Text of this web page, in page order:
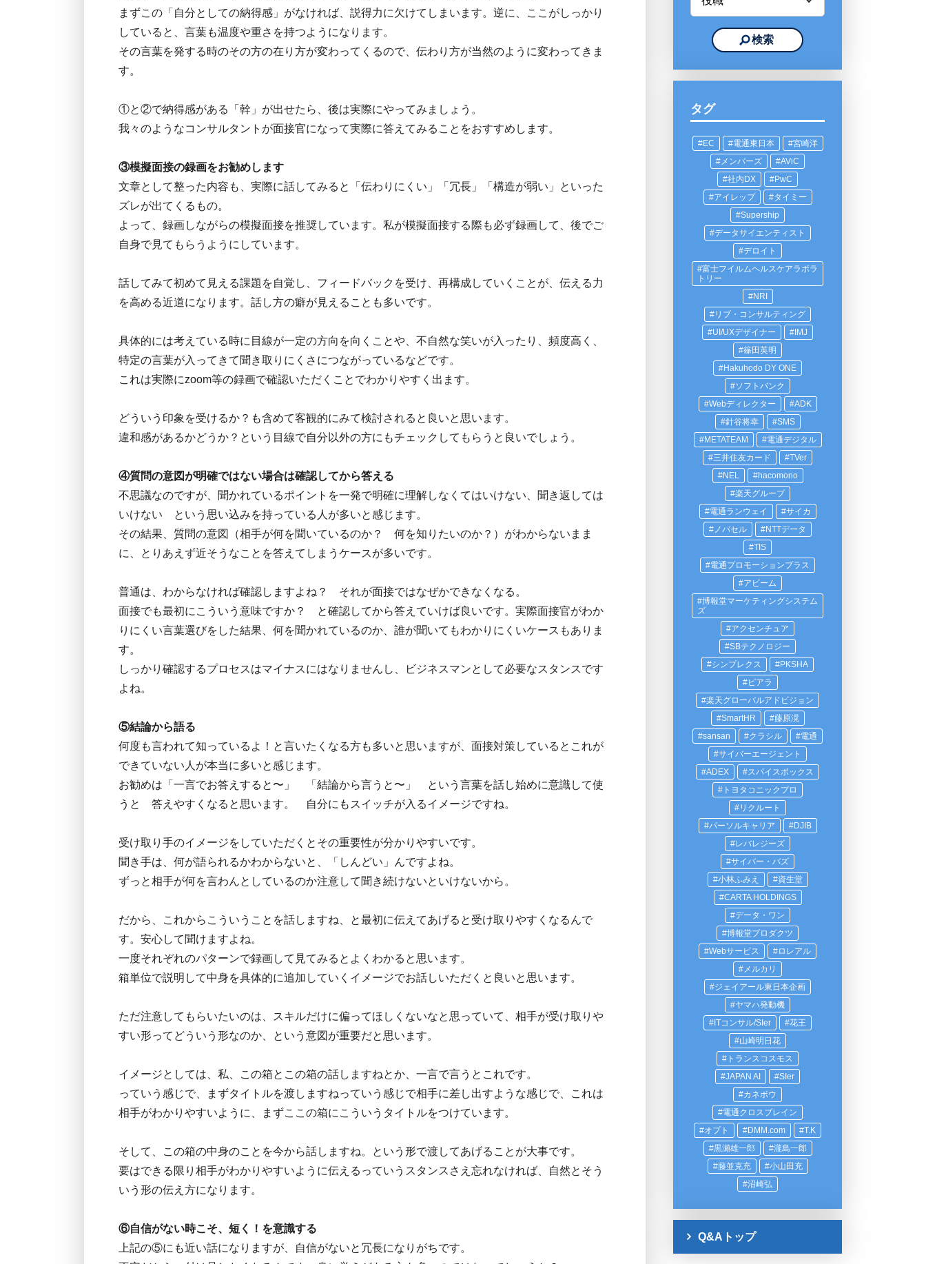
まずこの「自分としての納得感」がなければ、説得力に欠けてしまいます。逆に、ここがしっかり
していると、言葉も温度や重さを持つようになります。
その言葉を発する時のその方の在り方が変わってくるので、伝わり方が当然のように変わってきま
す。
①と②で納得感がある「幹」が出せたら、後は実際にやってみましょう。
我々のようなコンサルタントが面接官になって実際に答えてみることをおすすめします。
③模擬面接の録画をお勧めします
文章として整った内容も、実際に話してみると「伝わりにくい」「冗長」「構造が弱い」といった
ズレが出てくるもの。
よって、録画しながらの模擬面接を推奨しています。私が模擬面接する際も必ず録画して、後でご
自身で見てもらうようにしています。
話してみて初めて見える課題を自覚し、フィードバックを受け、再構成していくことが、伝える力
を高める近道になります。話し方の癖が見えることも多いです。
具体的には考えている時に目線が一定の方向を向くことや、不自然な笑いが入ったり、頻度高く、
特定の言葉が入ってきて聞き取りにくさにつながっているなどです。
これは実際にzoom等の録画で確認いただくことでわかりやすく出ます。
どういう印象を受けるか？も含めて客観的にみて検討されると良いと思います。
違和感があるかどうか？という目線で自分以外の方にもチェックしてもらうと良いでしょう。
④質問の意図が明確ではない場合は確認してから答える
不思議なのですが、聞かれているポイントを一発で明確に理解しなくてはいけない、聞き返しては
いけない という思い込みを持っている人が多いと感じます。
その結果、質問の意図（相手が何を聞いているのか？ 何を知りたいのか？）がわからないまま
に、とりあえず近そうなことを答えてしまうケースが多いです。
普通は、わからなければ確認しますよね？ それが面接ではなぜかできなくなる。
面接でも最初にこういう意味ですか？ と確認してから答えていけば良いです。実際面接官がわか
りにくい言葉選びをした結果、何を聞かれているのか、誰が聞いてもわかりにくいケースもありま
す。
しっかり確認するプロセスはマイナスにはなりませんし、ビジネスマンとして必要なスタンスです
よね。
⑤結論から語る
何度も言われて知っているよ！と言いたくなる方も多いと思いますが、面接対策しているとこれが
できていない人が本当に多いと感じます。
お勧めは「一言でお答えすると〜」 「結論から言うと〜」 という言葉を話し始めに意識して使
うと 答えやすくなると思います。 自分にもスイッチが入るイメージですね。
受け取り手のイメージをしていただくとその重要性が分かりやすいです。
聞き手は、何が語られるかわからないと、「しんどい」んですよね。
ずっと相手が何を言わんとしているのか注意して聞き続けないといけないから。
だから、これからこういうことを話しますね、と最初に伝えてあげると受け取りやすくなるんで
す。安心して聞けますよね。
一度それぞれのパターンで録画して見てみるとよくわかると思います。
箱単位で説明して中身を具体的に追加していくイメージでお話しいただくと良いと思います。
ただ注意してもらいたいのは、スキルだけに偏ってほしくないなと思っていて、相手が受け取りや
すい形ってどういう形なのか、という意図が重要だと思います。
イメージとしては、私、この箱とこの箱の話しますねとか、一言で言うとこれです。
っていう感じで、まずタイトルを渡しますねっていう感じで相手に差し出すような感じで、これは
相手がわかりやすいように、まずここの箱にこういうタイトルをつけています。
そして、この箱の中身のことを今から話しますね。という形で渡してあげることが大事です。
要はできる限り相手がわかりやすいように伝えるっていうスタンスさえ忘れなければ、自然とそう
いう形の伝え方になります。
⑥自信がない時こそ、短く！を意識する
上記の⑤にも近い話になりますが、自信がないと冗長になりがちです。
タグ
EC 電通東日本
宮崎洋
メンバーズ
AViC
社内DX
PwC
アイレップ
タイミー
Supership
データサイエンティスト
デロイト
富士フイルムヘルスケアラボラ
トリー
NRI
リブ・コンサルティング
UI/UXデザイナー
IMJ
篠田英明
Hakuhodo DY ONE
ソフトバンク
Webディレクター
ADK
針谷将幸
SMS
METATEAM
電通デジタル
三井住友カード
TVer
NEL
hacomono
楽天グループ
電通ランウェイ
サイカ
ノバセル
NTTデータ
TIS
電通プロモーションプラス
アビーム
博報堂マーケティングシステム
ズ
アクセンチュア
SBテクノロジー
シンプレクス
PKSHA
ピアラ
楽天グローバルアドビジョン
SmartHR
藤原滉
sansan
クラシル
電通
サイバーエージェント
ADEX
スパイスボックス
トヨタコニックプロ
リクルート
パーソルキャリア
DJIB
レバレジーズ
サイバー・バズ
小林ふみえ
資生堂
CARTA HOLDINGS
データ・ワン
博報堂プロダクツ
Webサービス
ロレアル
メルカリ
ジェイアール東日本企画
ヤマハ発動機
ITコンサル/SIer
花王
山崎明日花
トランスコスモス
JAPAN AI
SIer
カネボウ
電通クロスブレイン
オプト
DMM.com
T.K
黒瀬雄一郎
瀧島一郎
藤並克充
小山田充
沼崎弘
Q&Aトップ